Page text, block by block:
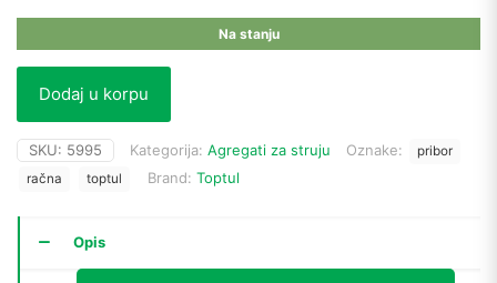
Na stanju
Dodaj u korpu
SKU: 5995 Kategorija: Agregati za struju Oznake:
pribor
račna
toptul Brand: Toptul
Opis